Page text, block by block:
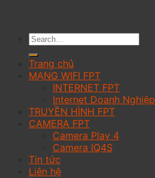
Trang chủ
MẠNG WIFI FPT
INTERNET FPT
Internet Doanh Nghiệp
TRUYỀN HÌNH FPT
CAMERA FPT
Camera Play 4
Camera IQ4S
Tin tức
Liên hệ